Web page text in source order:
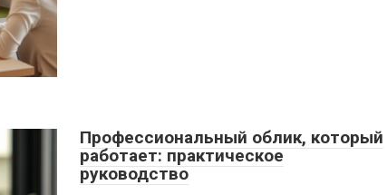
Профессиональный облик, который
работает: практическое
руководство